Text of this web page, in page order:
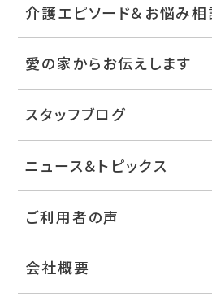
介護エピソード＆お悩み相
愛の家からお伝えします
スタッフブログ
ニュース＆トピックス
ご利用者の声
会社概要